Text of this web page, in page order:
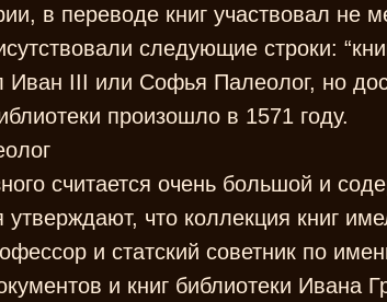
в переводе книг участвовал не
следующие строки:
Иван III или Софья Палеолог, но
произошло в 1571 году.
считается очень большой и
что коллекция книг
и статский советник по
и книг библиотеки Ивана